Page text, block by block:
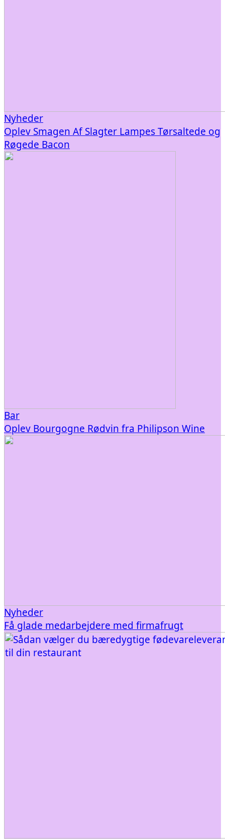
Nyheder
Oplev Smagen Af Slagter Lampes Tørsaltede og
Røgede Bacon
Bar
Oplev Bourgogne Rødvin fra Philipson Wine
Nyheder
Få glade medarbejdere med firmafrugt